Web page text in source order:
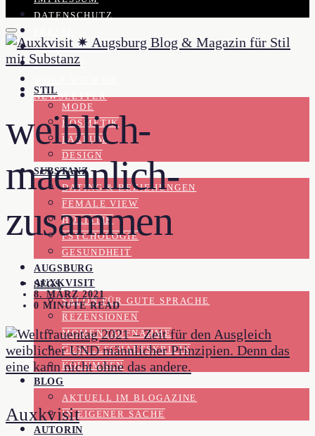
DATENSCHUTZ
KOOPERATION
KONTAKT
NEWSLETTER
STIL
MODE
KOSMETIK
PARFUM
DESIGN
SUBSTANZ
DATING & BEZIEHUNGEN
FEMALE VIEW
HOLISTIK
PSYCHOLOGIE
GESUNDHEIT
AUGSBURG
SFGS
SALON FÜR GUTE SPRACHE
REZENSIONEN
MOMENTAUFNAHME
GESELLSCHAFTSKRITIK
KOLUMNEN
BLOG
AKTUELL IM BLOGAZINE
IN EIGENER SACHE
AUTORIN
weiblich-
maennlich-
zusammen
AUXKVISIT
8. MÄRZ 2021
0 MINUTE READ
Auxkvisit